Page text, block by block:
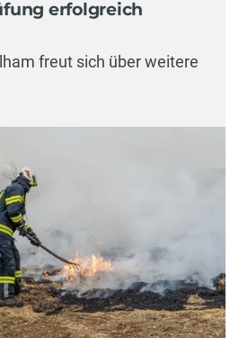
erfolgreich
freut sich über weitere